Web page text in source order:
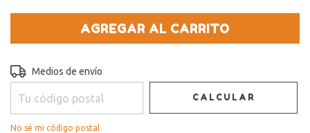
Entregas para el CP:
Medios de envío
CALCULAR
No sé mi código postal